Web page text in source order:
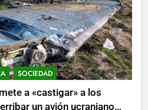
SOCIEDAD
a «castigar» a los
un avión ucraniano